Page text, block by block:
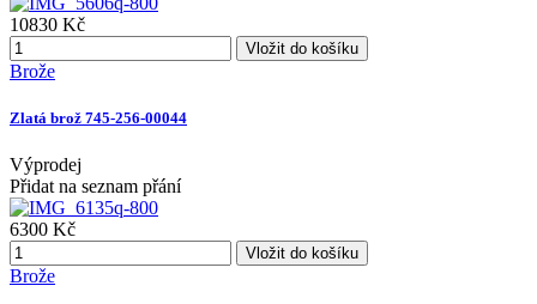
10830 Kč
Vložit do košíku
Brože
Zlatá brož 745-256-00044
Výprodej
Přidat na seznam přání
6300 Kč
Vložit do košíku
Brože